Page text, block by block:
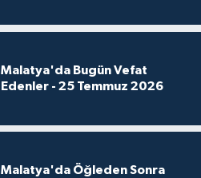
Malatya'da Bugün Vefat
Edenler - 25 Temmuz 2026
Malatya'da Öğleden Sonra